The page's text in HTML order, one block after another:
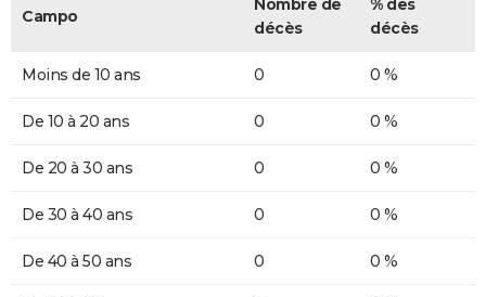
Campo
Nombre de
décès
% des
décès
Moins de 10 ans 0 0 %
De 10 à 20 ans 0 0 %
De 20 à 30 ans 0 0 %
De 30 à 40 ans 0 0 %
De 40 à 50 ans 0 0 %